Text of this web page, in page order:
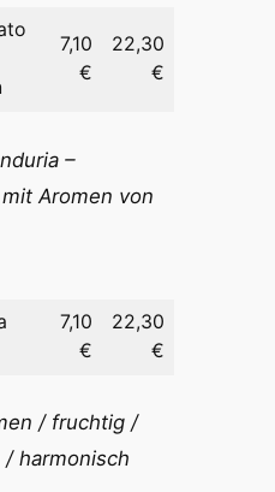
7,10
€
22,30
€
–
Aromen von
7,10
€
22,30
€
/ fruchtig /
harmonisch